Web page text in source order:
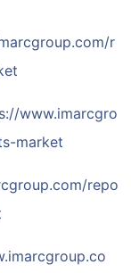
r
www.imarcgro
market
repo